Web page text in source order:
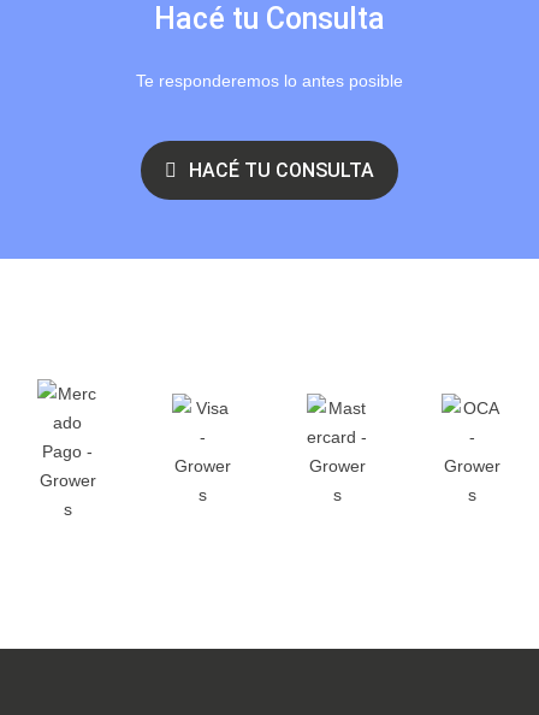
Hacé tu Consulta
Te responderemos lo antes posible
HACÉ TU CONSULTA